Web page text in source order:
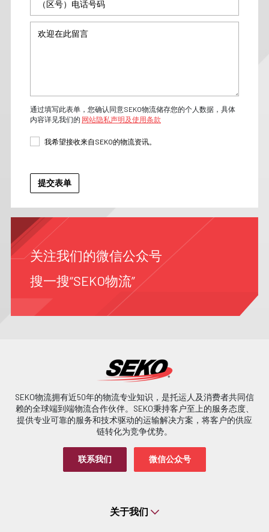
通过填写此表单，您确认同意SEKO物流储存您的个人数据，具体
内容详见我们的 网站隐私声明及使用条款
我希望接收来自SEKO的物流资讯。
关注我们的微信公众号
搜一搜“SEKO物流”
SEKO物流拥有近50年的物流专业知识，是托运人及消费者共同信
赖的全球端到端物流合作伙伴。SEKO秉持客户至上的服务态度、
提供专业可靠的服务和技术驱动的运输解决方案，将客户的供应
链转化为竞争优势。
联系我们 微信公众号
关于我们